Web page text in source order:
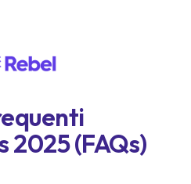
2025 (FAQs)